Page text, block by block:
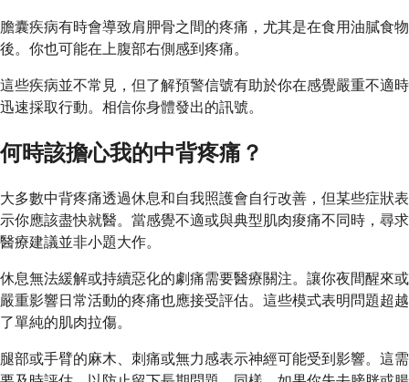
膽囊疾病有時會導致肩胛骨之間的疼痛，尤其是在食用油膩食物
後。你也可能在上腹部右側感到疼痛。
這些疾病並不常見，但了解預警信號有助於你在感覺嚴重不適時
迅速採取行動。相信你身體發出的訊號。
何時該擔心我的中背疼痛？
大多數中背疼痛透過休息和自我照護會自行改善，但某些症狀表
示你應該盡快就醫。當感覺不適或與典型肌肉痠痛不同時，尋求
醫療建議並非小題大作。
休息無法緩解或持續惡化的劇痛需要醫療關注。讓你夜間醒來或
嚴重影響日常活動的疼痛也應接受評估。這些模式表明問題超越
了單純的肌肉拉傷。
腿部或手臂的麻木、刺痛或無力感表示神經可能受到影響。這需